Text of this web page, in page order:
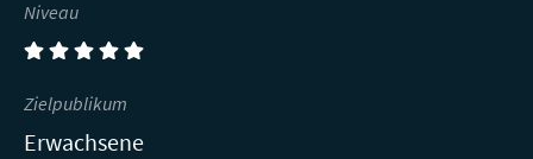
Niveau
(5)
Zielpublikum
Erwachsene